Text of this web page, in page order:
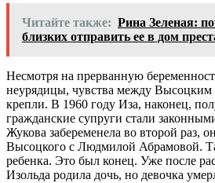
Читайте также: Рина Зеленая:
близких отправить ее в дом
Несмотря на прерванную
неурядицы, чувства между Высоцким
крепли. В 1960 году Иза, наконец,
гражданские супруги стали
Жукова забеременела во второй раз,
Высоцкого с Людмилой Абрамовой.
ребенка. Это был конец. Уже после
Изольда родила дочь, но девочка